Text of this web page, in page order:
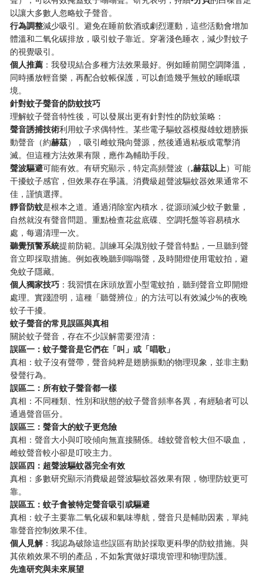
以讓大多數人忽略蚊子聲音。
​行為調整​​減少吸引。避免在睡前飲酒或劇烈運動，這些活動會增加
體溫和二氧化碳排放，吸引蚊子靠近。穿著淺色睡衣，減少對蚊子
的視覺吸引。
​個人推薦​ ​：我發現結合多種方法效果最好。例如睡前開空調降溫，
同時播放輕音樂，再配合蚊帳保護，可以創造幾乎無蚊的睡眠環
境。
​針對蚊子聲音的防蚊技巧​
理解蚊子聲音特性後，可以發展出更有針對性的防蚊策略：
​聲音誘捕技術​​利用蚊子求偶特性。某些電子驅蚊器模擬雄蚊翅膀振
動聲音（約​​赫茲​​），吸引雌蚊飛向聲源，然後通過粘板或電擊消
滅。但這種方法效果有限，應作為輔助手段。
​聲波驅避​​可能有效。有研究顯示，特定高頻聲波（​​,赫茲以上​​）可能
干擾蚊子感官，但效果存在爭議。消費級超聲波驅蚊器效果通常不
佳，謹慎選擇。
​靜音防蚊​​是根本之道。通過消除室內積水，從源頭減少蚊子數量，
自然就沒有聲音問題。重點檢查花盆底碟、空調托盤等容易積水
處，每週清理一次。
​聽覺預警系統​​提前防範。訓練耳朵識別蚊子聲音特點，一旦聽到聲
音立即採取措施。例如夜晚聽到嗡嗡聲，及時開燈使用電蚊拍，避
免蚊子隱藏。
​個人獨家技巧​ ​：我習慣在床頭放置小型電蚊拍，聽到聲音立即開燈
處理。實踐證明，這種「聽聲辨位」的方法可以有效減少%的夜晚
蚊子干擾。
​蚊子聲音的常見誤區與真相​
關於蚊子聲音，存在不少誤解需要澄清：
​誤區一：蚊子聲音是它們在「叫」或「唱歌」​
真相：蚊子沒有聲帶，聲音純粹是翅膀振動的物理現象，並非主動
發聲行為。
​誤區二：所有蚊子聲音都一樣​
真相：不同種類、性別和狀態的蚊子聲音頻率各異，有經驗者可以
通過聲音區分。
​誤區三：聲音大的蚊子更危險​
真相：聲音大小與叮咬傾向無直接關係。雄蚊聲音較大但不吸血，
雌蚊聲音較小卻是叮咬主力。
​誤區四：超聲波驅蚊器完全有效​
真相：多數研究顯示消費級超聲波驅蚊器效果有限，物理防蚊更可
靠。
​誤區五：蚊子會被特定聲音吸引或驅避​
真相：蚊子主要靠二氧化碳和氣味導航，聲音只是輔助因素，單純
靠聲音控制效果不佳。
​個人見解​​：我認為破除這些誤區有助於採取更科學的防蚊措施。與
其依賴效果不明的產品，不如紮實做好環境管理和物理防護。
​先進研究與未來展望​